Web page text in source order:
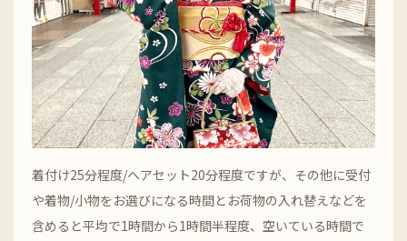
着付け25分程度/ヘアセット20分程度ですが、その他に受付
や着物/小物をお選びになる時間とお荷物の入れ替えなどを
含めると平均で1時間から1時間半程度、空いている時間で